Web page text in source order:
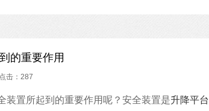
的重要作用
击： 287
装置所起到的重要作用呢？安全装置是升降平台